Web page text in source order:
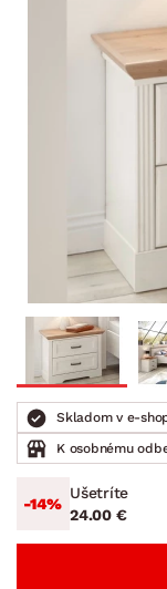
Skladom v e-
K osobnému
-14%
Ušetríte
24.00 €